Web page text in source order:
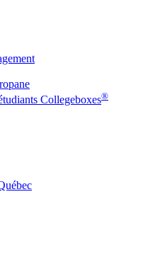
Collegeboxes®